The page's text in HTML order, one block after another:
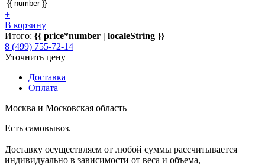
+
В корзину
Итого: {{ price*number | localeString }}
8 (499) 755-72-14
Уточнить цену
Доставка
Оплата
Москва и Московская область
Есть самовывоз.
Доставку осуществляем от любой суммы рассчитывается
индивидуально в зависимости от веса и объема,